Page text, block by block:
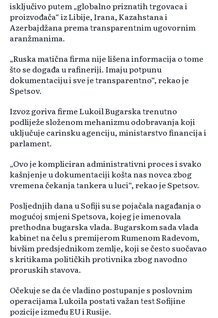
isključivo putem „globalno priznatih trgovaca i
proizvođača“ iz Libije, Irana, Kazahstana i
Azerbajdžana prema transparentnim ugovornim
aranžmanima.
„Ruska matična firma nije lišena informacija o tome
što se događa u rafineriji. Imaju potpunu
dokumentaciju i sve je transparentno“, rekao je
Spetsov.
Izvoz goriva firme Lukoil Bugarska trenutno
podliježe složenom mehanizmu odobravanja koji
uključuje carinsku agenciju, ministarstvo financija i
parlament.
„Ovo je kompliciran administrativni proces i svako
kašnjenje u dokumentaciji košta nas novca zbog
vremena čekanja tankera u luci“, rekao je Spetsov.
Posljednjih dana u Sofiji su se pojačala nagađanja o
mogućoj smjeni Spetsova, kojeg je imenovala
prethodna bugarska vlada. Bugarskom sada vlada
kabinet na čelu s premijerom Rumenom Radevom,
bivšim predsjednikom zemlje, koji se često suočavao
s kritikama političkih protivnika zbog navodno
proruskih stavova.
Očekuje se da će vladino postupanje s poslovnim
operacijama Lukoila postati važan test Sofijine
pozicije između EU i Rusije.